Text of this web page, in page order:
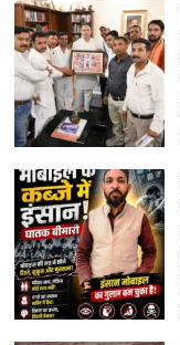
3
4